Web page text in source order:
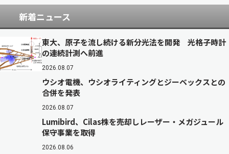
新着ニュース
東大、原子を流し続ける新分光法を開発 光格子時計
の連続計測へ前進
2026.08.07
ウシオ電機、ウシオライティングとジーベックスとの
合併を発表
2026.08.07
Lumibird、Cilas株を売却しレーザー・メガジュール
保守事業を取得
2026.08.06